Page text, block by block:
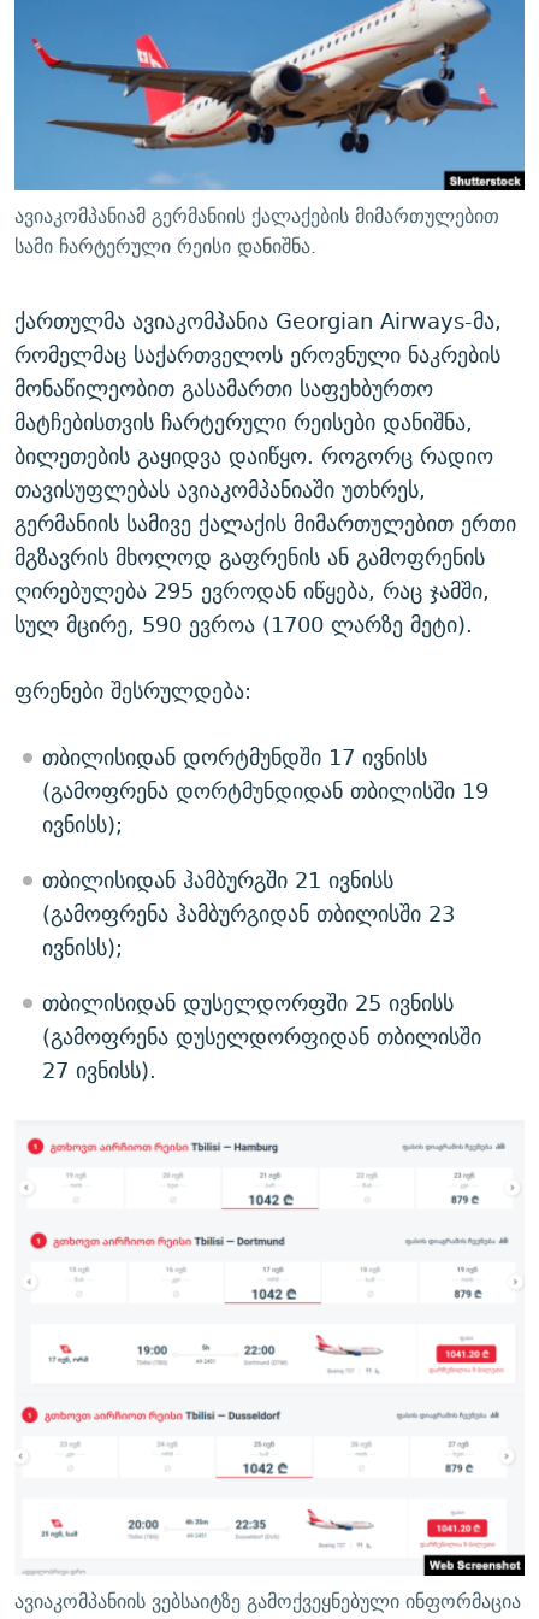
ᲨᲘᲜ - ᲣᲪᲮᲝᲔᲗᲨᲘ
ᲚᲘᲢᲔᲠᲐᲢᲣᲠᲣᲚᲘ ᲬᲐᲮᲜᲐᲒᲔᲑᲘ
ᲐᲛᲔᲠᲘᲙᲣᲚᲘ ᲛᲝᲗᲮᲠᲝᲑᲐ
ᲘᲛᲞᲔᲠᲘᲐ ᲓᲐ ᲠᲐᲓᲘᲝ
11 ᲬᲔᲚᲘ - 11 ᲐᲛᲑᲐᲕᲘ
ᲡᲐᲞᲐᲠᲚᲐᲛᲔᲜᲢᲝ ᲐᲠᲩᲔᲕᲜᲔᲑᲘᲡ ᲘᲡᲢᲝᲠᲘᲐ
ᲑᲐᲕᲨᲕᲔᲑᲘ ᲞᲠᲝᲡᲢᲘᲢᲣᲪᲘᲐᲨᲘ - ᲐᲛᲝᲣᲗᲥᲛᲔᲚᲘ ᲐᲛᲑᲐᲕᲘ
5 ᲐᲛᲑᲐᲕᲘ - 20 ᲘᲕᲜᲘᲡᲡ ᲓᲐᲨᲐᲕᲔᲑᲣᲚᲔᲑᲘ
ᲐᲒᲕᲘᲡᲢᲝᲡ ᲝᲛᲘ
რთე/რთ-ის ყველა საიტი
ავიაკომპანიამ გერმანიის ქალაქების მიმართულებით
სამი ჩარტერული რეისი დანიშნა.
ქართულმა ავიაკომპანია Georgian Airways-მა,
რომელმაც საქართველოს ეროვნული ნაკრების
მონაწილეობით გასამართი საფეხბურთო
მატჩებისთვის ჩარტერული რეისები დანიშნა,
ბილეთების გაყიდვა დაიწყო. როგორც რადიო
თავისუფლებას ავიაკომპანიაში უთხრეს,
გერმანიის სამივე ქალაქის მიმართულებით ერთი
მგზავრის მხოლოდ გაფრენის ან გამოფრენის
ღირებულება 295 ევროდან იწყება, რაც ჯამში,
სულ მცირე, 590 ევროა (1700 ლარზე მეტი).
ფრენები შესრულდება:
თბილისიდან დორტმუნდში 17 ივნისს
(გამოფრენა დორტმუნდიდან თბილისში 19
ივნისს);
თბილისიდან ჰამბურგში 21 ივნისს
(გამოფრენა ჰამბურგიდან თბილისში 23
ივნისს);
თბილისიდან დუსელდორფში 25 ივნისს
(გამოფრენა დუსელდორფიდან თბილისში
27 ივნისს).
ავიაკომპანიის ვებსაიტზე გამოქვეყნებული ინფორმაცია